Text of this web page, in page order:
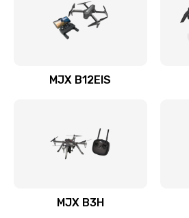
MJX B12EIS
MJX B3H